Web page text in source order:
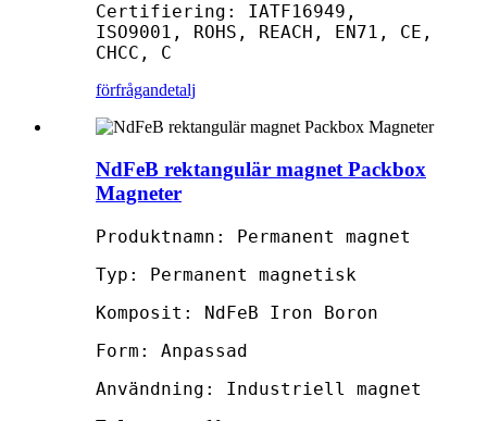
Certifiering: IATF16949,
ISO9001, ROHS, REACH, EN71, CE,
CHCC, C
förfrågandetalj
NdFeB rektangulär magnet Packbox
Magneter
Produktnamn: Permanent magnet
Typ: Permanent magnetisk
Komposit: NdFeB Iron Boron
Form: Anpassad
Användning: Industriell magnet